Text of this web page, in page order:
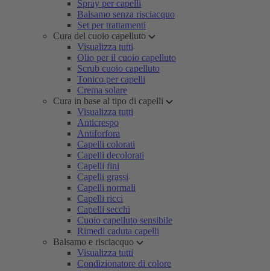
Spray per capelli
Balsamo senza risciacquo
Set per trattamenti
Cura del cuoio capelluto
Visualizza tutti
Olio per il cuoio capelluto
Scrub cuoio capelluto
Tonico per capelli
Crema solare
Cura in base al tipo di capelli
Visualizza tutti
Anticrespo
Antiforfora
Capelli colorati
Capelli decolorati
Capelli fini
Capelli grassi
Capelli normali
Capelli ricci
Capelli secchi
Cuoio capelluto sensibile
Rimedi caduta capelli
Balsamo e risciacquo
Visualizza tutti
Condizionatore di colore